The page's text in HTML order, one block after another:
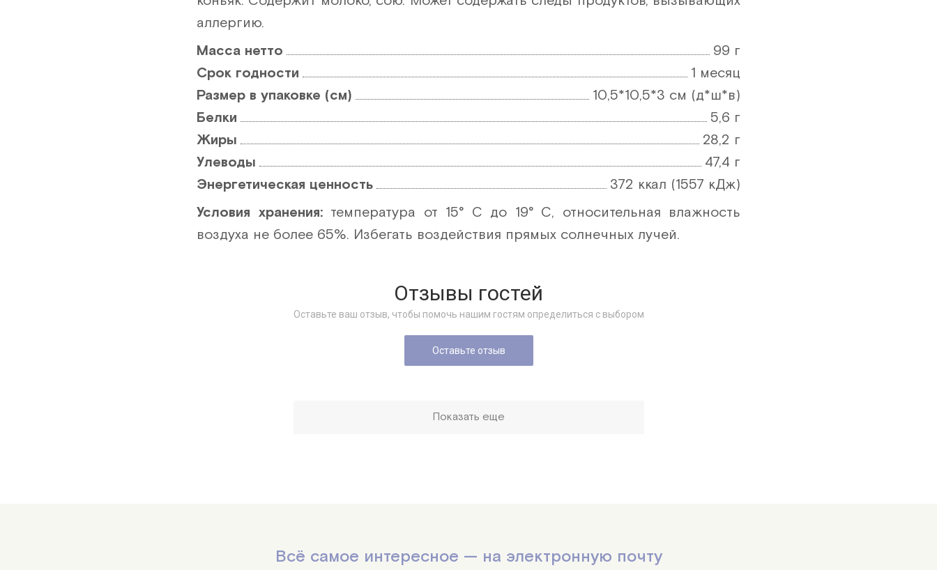
19 шт
21 шт
22 шт
24 шт
25 шт
27 шт
39 шт
аллергию.
Масса нетто
99 г
Срок годности
1 месяц
Размер в упаковке (см)
10,5*10,5*3 см (д*ш*в)
Белки
5,6 г
Жиры
28,2 г
Улеводы
47,4 г
Энергетическая ценность
372 ккал (1557 кДж)
Условия хранения: температура от 15° С до 19° С, относительная влажность
воздуха не более 65%. Избегать воздействия прямых солнечных лучей.
Отзывы гостей
Оставьте ваш отзыв, чтобы помочь нашим гостям определиться с выбором
Оставьте отзыв
Показать еще
Всё самое интересное — на электронную почту